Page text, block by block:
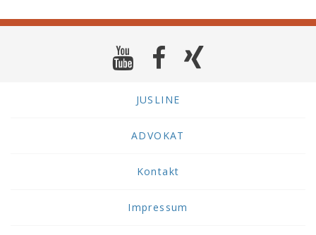
JUSLINE
ADVOKAT
Kontakt
Impressum